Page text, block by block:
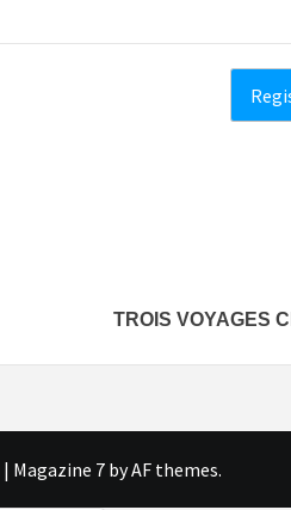
TROIS VOYAGES
| Magazine 7 by AF themes.